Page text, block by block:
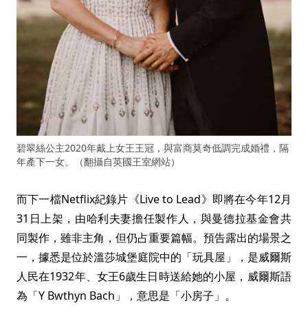
碧翠絲公主2020年戴上女王王冠，與富商莫奇低調完成婚禮，隔
年產下一女。（翻攝自英國王室網站）
而下一檔Netflix紀錄片《Live to Lead》即將在今年12月
31日上架，由哈利夫妻擔任製作人，與曼德拉基金會共
同製作，雖非主角，但仍占重要篇幅。預告露出的場景之
一，據悉是位於溫莎城堡庭院中的「玩具屋」，是威爾斯
人民在1932年、女王6歲生日時送給她的小屋，威爾斯語
為「Y Bwthyn Bach」，意思是「小房子」。